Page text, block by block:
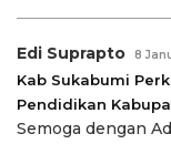
Edi Suprapto 8
Kab Sukabumi
Pendidikan
Semoga dengan